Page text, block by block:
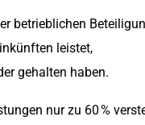
betrieblichen
leistet,
gehalten haben.
nur zu 60 %